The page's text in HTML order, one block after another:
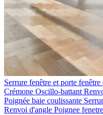
Serrure fenêtre et porte fenêtre
Crémone Oscillo-battant
Poignée baie coulissante
Renvoi d'angle Poignee fenetre